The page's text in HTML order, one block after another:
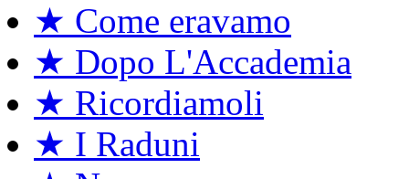
★ Come eravamo
★ Dopo L'Accademia
★ Ricordiamoli
★ I Raduni